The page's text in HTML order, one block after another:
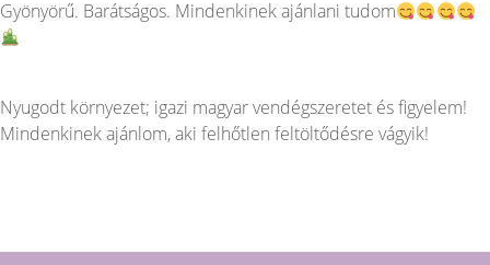
Gyönyörű. Barátságos. Mindenkinek ajánlani tudom
Nyugodt környezet; igazi magyar vendégszeretet és figyelem!
Mindenkinek ajánlom, aki felhőtlen feltöltődésre vágyik!